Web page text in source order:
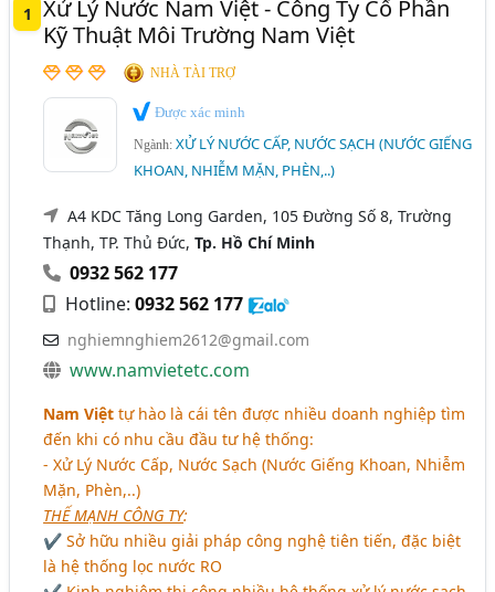
Xử Lý Nước, Xử Lý Nước Thải - Hệ Thống Xử Lý Nước,
Nước Thải (742)
1
Xử Lý Nước Nam Việt - Công Ty Cổ Phần
Kỹ Thuật Môi Trường Nam Việt
NHÀ TÀI TRỢ
Được xác minh
Ngành:XỬ LÝ NƯỚC CẤP, NƯỚC SẠCH (NƯỚC GIẾNG
KHOAN, NHIỄM MẶN, PHÈN,..)
A4 KDC Tăng Long Garden, 105 Đường Số 8, Trường
Thạnh, TP. Thủ Đức,Tp. Hồ Chí Minh
0932 562 177
Hotline:0932 562 177
nghiemnghiem2612@gmail.com
www.namvietetc.com
Nam Việt tự hào là cái tên được nhiều doanh nghiệp tìm
đến khi có nhu cầu đầu tư hệ thống:
- Xử Lý Nước Cấp, Nước Sạch (Nước Giếng Khoan, Nhiễm
Mặn, Phèn,..)
THẾ MẠNH CÔNG TY:
✔ Sở hữu nhiều giải pháp công nghệ tiên tiến, đặc biệt
là hệ thống lọc nước RO